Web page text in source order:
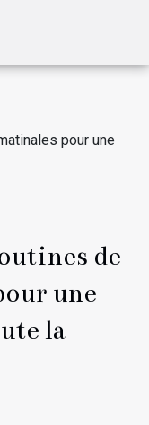
pour une
de
une
la